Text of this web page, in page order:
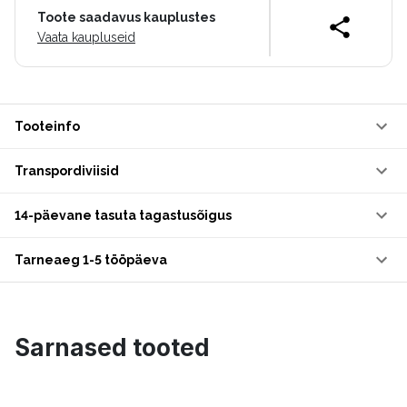
Toote saadavus kauplustes
Vaata kaupluseid
Tooteinfo
Transpordiviisid
14-päevane tasuta tagastusõigus
Tarneaeg 1-5 tööpäeva
Sarnased tooted